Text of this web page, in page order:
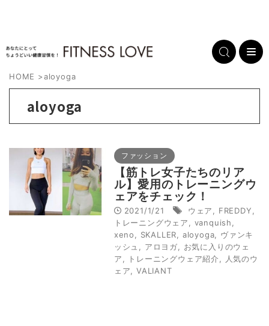
HOME >aloyoga
aloyoga
ファッション
【筋トレ女子たちのリア
ル】愛用のトレーニングウ
ェアをチェック！
2021/1/21 ウェア FREDDY
トレーニングウェア
vanquish
xeno
SKALLER aloyoga
ヴァンキ
ッシュ
アロヨガ
お気に入りのウェ
ア
トレーニングウェア紹介
人気のウ
ェア
VALIANT